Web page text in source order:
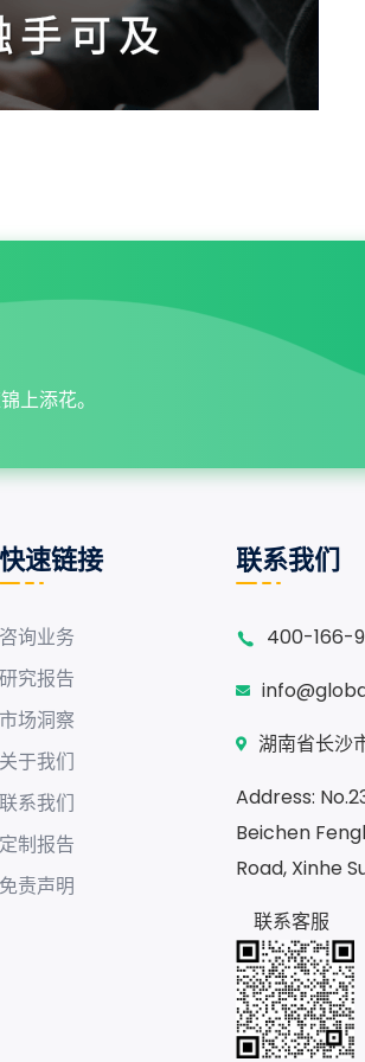
上添花。
快速链接
咨询业务
研究报告
市场洞察
关于我们
联系我们
定制报告
免责声明
联系我们
400-166-
湖南省长沙
Address:
Beichen
Road, Xinhe
联系客服